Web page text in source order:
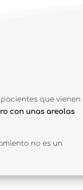
que vienen
con unas areolas
no es un